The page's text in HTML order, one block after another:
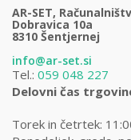
AR-SET,
Dobravica 10a
8310 Šentjernej
info@ar-set.si
Tel.: 059 048 227
Delovni čas
Torek in četrtek: